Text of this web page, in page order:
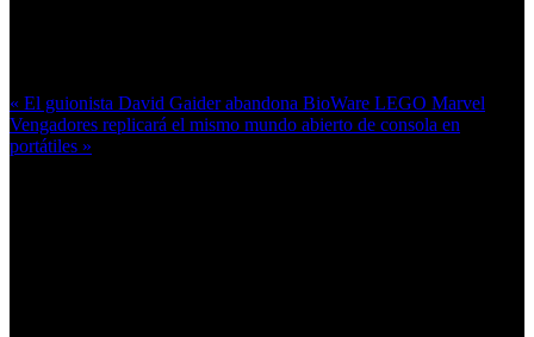
« El guionista David Gaider abandona BioWare LEGO Marvel
Vengadores replicará el mismo mundo abierto de consola en
portátiles »